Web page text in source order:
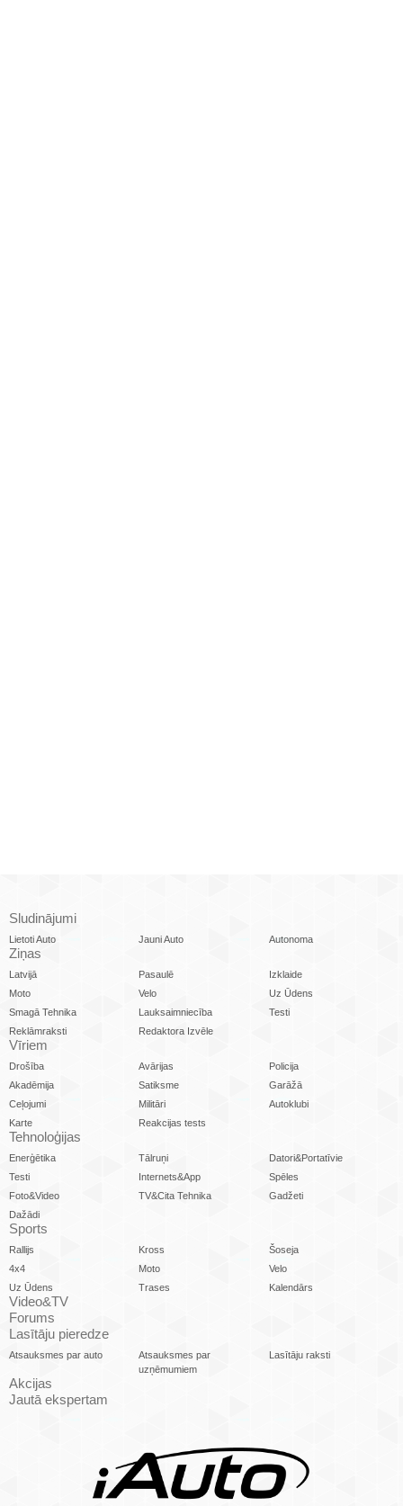
Sludinājumi
Lietoti Auto Jauni Auto Autonoma
Ziņas
Latvijā Pasaulē
Izklaide
Moto
Velo
Uz Ūdens
Smagā Tehnika
Lauksaimniecība
Testi
Reklāmraksti
Redaktora Izvēle
Vīriem
Drošība Avārijas
Policija
Akadēmija
Satiksme
Garāžā
Ceļojumi
Militāri
Autoklubi
Karte
Reakcijas tests
Tehnoloģijas
Enerģētika Tālruņi
Datori&Portatīvie
Testi
Internets&App
Spēles
Foto&Video
TV&Cita Tehnika
Gadžeti
Dažādi
Sports
Rallijs Kross
Šoseja
4x4
Moto
Velo
Uz Ūdens
Trases Kalendārs
Video&TV
Forums
Lasītāju pieredze
Atsauksmes par auto
Atsauksmes par
uzņēmumiem
Lasītāju raksti
Akcijas
Jautā ekspertam